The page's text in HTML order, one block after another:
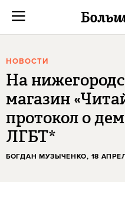
НОВОСТИ
На
магазин
протокол о
ЛГБТ*
БОГДАН МУЗЫЧЕНКО, 18